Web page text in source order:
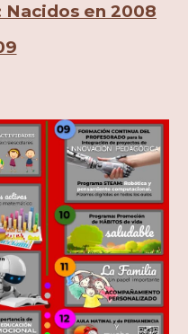
Nacidos en 2008